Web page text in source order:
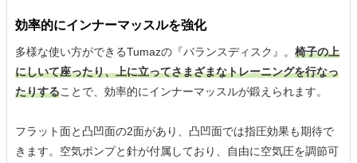
効率的にインナーマッスルを強化
多様な使い方ができるTumazの『バランスディスク』。 椅子の上
にしいて座ったり、上に立ってさまざまなトレーニングを行なっ
たりすることで、効率的にインナーマッスルが鍛えられます。
フラット面と凸凹面の2面があり、凸凹面では指圧効果も期待で
きます。空気ポンプと針が付属しており、自由に空気圧を調節可